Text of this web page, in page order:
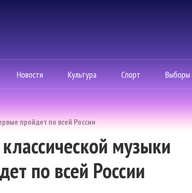
Новости Культура Спорт Выборы
пройдет по всей России
музыки
по всей России